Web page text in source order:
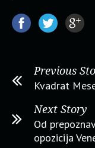
Previous
Kvadrat
Next Story
Od
opozicija